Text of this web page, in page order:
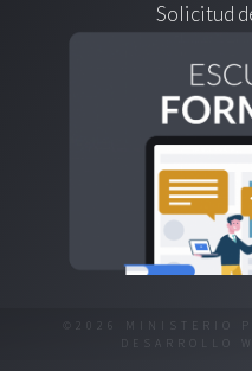
Solicitud
©2026 MINISTERIO
DESARROLLO